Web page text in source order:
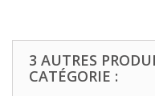
3 AUTRES
CATÉGORIE :